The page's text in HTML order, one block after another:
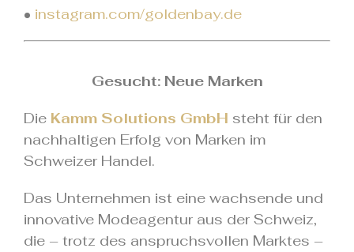
• instagram.com/goldenbay.de
Gesucht: Neue Marken
Die Kamm Solutions GmbH steht für den
nachhaltigen Erfolg von Marken im
Schweizer Handel.
Das Unternehmen ist eine wachsende und
innovative Modeagentur aus der Schweiz,
die – trotz des anspruchsvollen Marktes –